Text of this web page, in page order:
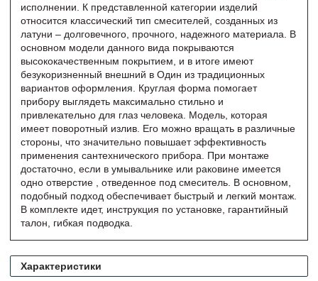
исполнении. К представленной категории изделий
относится классический тип смесителей, созданных из
латуни – долговечного, прочного, надежного материала. В
основном модели данного вида покрываются
высококачественным покрытием, и в итоге имеют
безукоризненный внешний в Один из традиционных
вариантов оформления. Круглая форма помогает
прибору выглядеть максимально стильно и
привлекательно для глаз человека. Модель, которая
имеет поворотный излив. Его можно вращать в различные
стороны, что значительно повышает эффективность
применения сантехнического прибора. При монтаже
достаточно, если в умывальнике или раковине имеется
одно отверстие , отведенное под смеситель. В основном,
подобный подход обеспечивает быстрый и легкий монтаж.
В комплекте идет, инструкция по установке, гарантийный
талон, гибкая подводка.
Характеристики